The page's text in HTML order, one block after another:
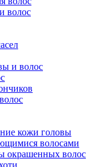
волос
и волос
кожи головы
волосами
окрашенных волос